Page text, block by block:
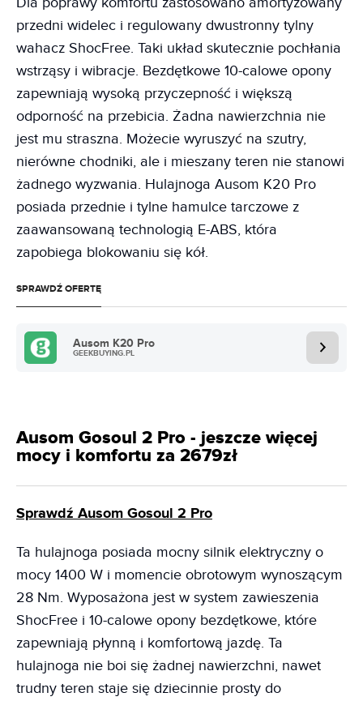
przedni widelec i regulowany dwustronny tylny
wahacz ShocFree. Taki układ skutecznie pochłania
wstrząsy i wibracje. Bezdętkowe 10-calowe opony
zapewniają wysoką przyczepność i większą
odporność na przebicia. Żadna nawierzchnia nie
jest mu straszna. Możecie wyruszyć na szutry,
nierówne chodniki, ale i mieszany teren nie stanowi
żadnego wyzwania. Hulajnoga Ausom K20 Pro
posiada przednie i tylne hamulce tarczowe z
zaawansowaną technologią E-ABS, która
zapobiega blokowaniu się kół.
SPRAWDŹ OFERTĘ
Ausom K20 Pro
GEEKBUYING.PL
Ausom Gosoul 2 Pro - jeszcze więcej
mocy i komfortu za 2679zł
Sprawdź Ausom Gosoul 2 Pro
Ta hulajnoga posiada mocny silnik elektryczny o
mocy 1400 W i momencie obrotowym wynoszącym
28 Nm. Wyposażona jest w system zawieszenia
ShocFree i 10-calowe opony bezdętkowe, które
zapewniają płynną i komfortową jazdę. Ta
hulajnoga nie boi się żadnej nawierzchni, nawet
trudny teren staje się dziecinnie prosty do